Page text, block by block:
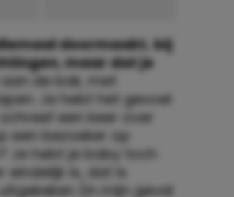
doormaakt, bij
maar dat je
de bak, met
Je hebt het gevoel
een keer over
een bezoeker op
Je hebt je baby toch
eindelijk is, dat is
(in mijn geval